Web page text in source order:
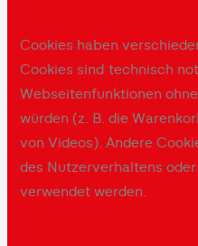
Cookies haben
Cookies sind technisch
Webseitenfunktionen
würden (z. B. die
von Videos). Andere
des Nutzerverhaltens
verwendet werden.